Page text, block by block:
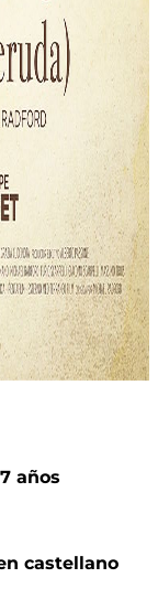
años
castellano